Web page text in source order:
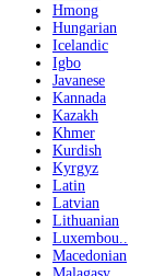
Hmong
Hungarian
Icelandic
Igbo
Javanese
Kannada
Kazakh
Khmer
Kurdish
Kyrgyz
Latin
Latvian
Lithuanian
Luxembou..
Macedonian